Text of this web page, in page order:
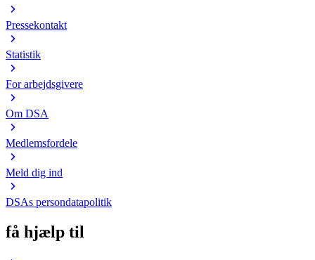
Pressekontakt
Statistik
For arbejdsgivere
Om DSA
Medlemsfordele
Meld dig ind
DSAs persondatapolitik
få hjælp til